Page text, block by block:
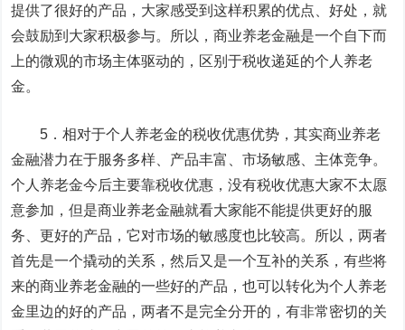
提供了很好的产品，大家感受到这样积累的优点、好处，就
会鼓励到大家积极参与。所以，商业养老金融是一个自下而
上的微观的市场主体驱动的，区别于税收递延的个人养老
金。
5．相对于个人养老金的税收优惠优势，其实商业养老
金融潜力在于服务多样、产品丰富、市场敏感、主体竞争。
个人养老金今后主要靠税收优惠，没有税收优惠大家不太愿
意参加，但是商业养老金融就看大家能不能提供更好的服
务、更好的产品，它对市场的敏感度也比较高。所以，两者
首先是一个撬动的关系，然后又是一个互补的关系，有些将
来的商业养老金融的一些好的产品，也可以转化为个人养老
金里边的好的产品，两者不是完全分开的，有非常密切的关